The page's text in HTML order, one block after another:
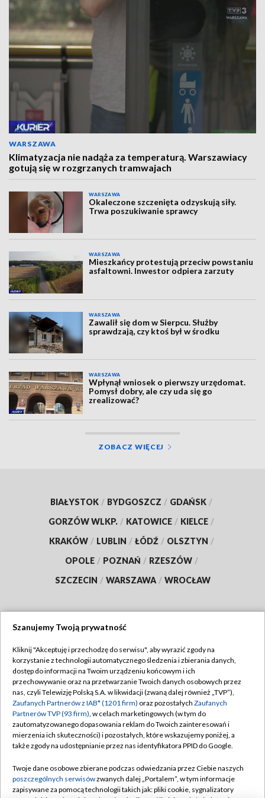
WARSZAWA
Klimatyzacja nie nadąża za temperaturą. Warszawiacy
gotują się w rozgrzanych tramwajach
WARSZAWA
Okaleczone szczenięta odzyskują siły.
Trwa poszukiwanie sprawcy
WARSZAWA
Mieszkańcy protestują przeciw powstaniu
asfaltowni. Inwestor odpiera zarzuty
WARSZAWA
Zawalił się dom w Sierpcu. Służby
sprawdzają, czy ktoś był w środku
WARSZAWA
Wpłynął wniosek o pierwszy urzędomat.
Pomysł dobry, ale czy uda się go
zrealizować?
ZOBACZ WIĘCEJ
BIAŁYSTOK / BYDGOSZCZ / GDAŃSK /
GORZÓW WLKP. / KATOWICE / KIELCE /
KRAKÓW / LUBLIN / ŁÓDŹ / OLSZTYN /
OPOLE / POZNAŃ / RZESZÓW /
SZCZECIN / WARSZAWA / WROCŁAW
TVP
Abonament TVP
Emisja w TVP
Centrum informacji TVP
Naziemna Telewizja Cyfrowa
Rada Programowa
Regulamin TVP
Polityka prywatności
Moje zgody
Pomoc
Kontakt
Szanujemy Twoją prywatność
Kliknij "Akceptuję i przechodzę do serwisu", aby wyrazić zgody na
korzystanie z technologii automatycznego śledzenia i zbierania danych,
dostęp do informacji na Twoim urządzeniu końcowym i ich
przechowywanie oraz na przetwarzanie Twoich danych osobowych przez
nas, czyli Telewizję Polską S.A. w likwidacji (zwaną dalej również „TVP”),
Zaufanych Partnerów z IAB* (1201 firm) oraz pozostałych Zaufanych
Partnerów TVP (93 firm), w celach marketingowych (w tym do
zautomatyzowanego dopasowania reklam do Twoich zainteresowań i
mierzenia ich skuteczności) i pozostałych, które wskazujemy poniżej, a
także zgody na udostępnianie przez nas identyfikatora PPID do Google.
Twoje dane osobowe zbierane podczas odwiedzania przez Ciebie naszych
poszczególnych serwisówzwanych dalej „Portalem”, w tym informacje
zapisywane za pomocą technologii takich jak: pliki cookie, sygnalizatory